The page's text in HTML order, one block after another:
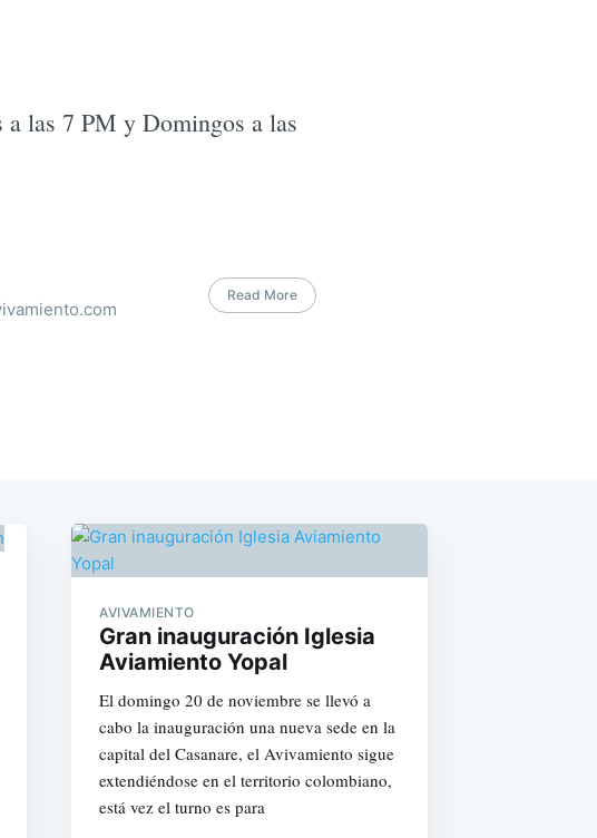
las 7 PM y Domingos a las
Read More
AVIVAMIENTO
Gran inauguración Iglesia
Aviamiento Yopal
El domingo 20 de noviembre se llevó a
cabo la inauguración una nueva sede en la
capital del Casanare, el Avivamiento sigue
extendiéndose en el territorio colombiano,
está vez el turno es para